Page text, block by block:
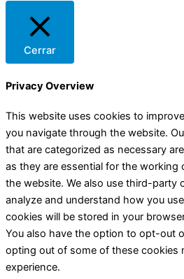
Cerrar
Privacy Overview
This website uses cookies to
you navigate through the website.
that are categorized as necessary
as they are essential for the working
the website. We also use third-party
analyze and understand how you
cookies will be stored in your
You also have the option to opt-out
opting out of some of these cookies
experience.